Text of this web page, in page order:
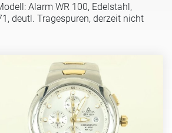
Alarm WR 100, Edelstahl,
deutl. Tragespuren, derzeit nicht